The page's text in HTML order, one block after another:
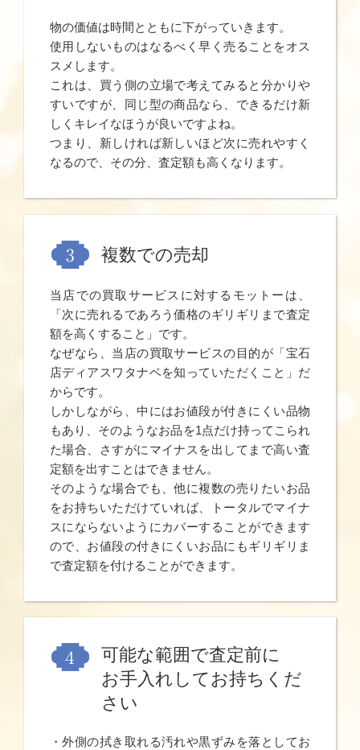
物の価値は時間とともに下がっていきます。
使用しないものはなるべく早く売ることをオス
スメします。
これは、買う側の立場で考えてみると分かりや
すいですが、同じ型の商品なら、できるだけ新
しくキレイなほうが良いですよね。
つまり、新しければ新しいほど次に売れやすく
なるので、その分、査定額も高くなります。
複数での売却
当店での買取サービスに対するモットーは、
「次に売れるであろう価格のギリギリまで査定
額を高くすること」です。
なぜなら、当店の買取サービスの目的が「宝石
店ディアスワタナベを知っていただくこと」だ
からです。
しかしながら、中にはお値段が付きにくい品物
もあり、そのようなお品を1点だけ持ってこられ
た場合、さすがにマイナスを出してまで高い査
定額を出すことはできません。
そのような場合でも、他に複数の売りたいお品
をお持ちいただけていれば、トータルでマイナ
スにならないようにカバーすることができます
ので、お値段の付きにくいお品にもギリギリま
で査定額を付けることができます。
可能な範囲で査定前に
お手入れしてお持ちくだ
さい
・外側の拭き取れる汚れや黒ずみを落としてお